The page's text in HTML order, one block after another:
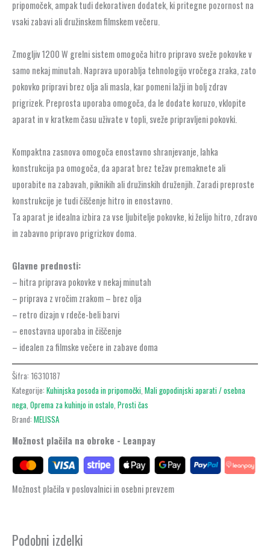
pripomoček, ampak tudi dekorativen dodatek, ki pritegne pozornost na
vsaki zabavi ali družinskem filmskem večeru.
Zmogljiv 1200 W grelni sistem omogoča hitro pripravo sveže pokovke v
samo nekaj minutah. Naprava uporablja tehnologijo vročega zraka, zato
pokovko pripravi brez olja ali masla, kar pomeni lažji in bolj zdrav
prigrizek. Preprosta uporaba omogoča, da le dodate koruzo, vklopite
aparat in v kratkem času uživate v topli, sveže pripravljeni pokovki.
Kompaktna zasnova omogoča enostavno shranjevanje, lahka
konstrukcija pa omogoča, da aparat brez težav premaknete ali
uporabite na zabavah, piknikih ali družinskih druženjih. Zaradi preproste
konstrukcije je tudi čiščenje hitro in enostavno.
Ta aparat je idealna izbira za vse ljubitelje pokovke, ki želijo hitro, zdravo
in zabavno pripravo prigrizkov doma.
Glavne prednosti:
– hitra priprava pokovke v nekaj minutah
– priprava z vročim zrakom – brez olja
– retro dizajn v rdeče-beli barvi
– enostavna uporaba in čiščenje
– idealen za filmske večere in zabave doma
Šifra: 16310187
Kategorije: Kuhinjska posoda in pripomočki Mali gopodinjski aparati / osebna
nega Oprema za kuhinjo in ostalo Prosti čas
Brand: MELISSA
Možnost plačila na obroke - Leanpay
Možnost plačila v poslovalnici in osebni prevzem
Podobni izdelki